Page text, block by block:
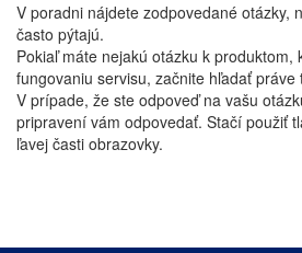
V poradni nájdete zodpovedané otázky,
často pýtajú.
Pokiaľ máte nejakú otázku k produktom,
fungovaniu servisu, začnite hľadať práve
V prípade, že ste odpoveď na vašu
pripravení vám odpovedať. Stačí použiť
ľavej časti obrazovky.